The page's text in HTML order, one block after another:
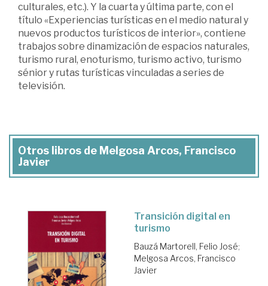
culturales, etc.). Y la cuarta y última parte, con el
título «Experiencias turísticas en el medio natural y
nuevos productos turísticos de interior», contiene
trabajos sobre dinamización de espacios naturales,
turismo rural, enoturismo, turismo activo, turismo
sénior y rutas turísticas vinculadas a series de
televisión.
Otros libros de Melgosa Arcos, Francisco
Javier
Transición digital en
turismo
Bauzá Martorell, Felio José;
Melgosa Arcos, Francisco
Javier